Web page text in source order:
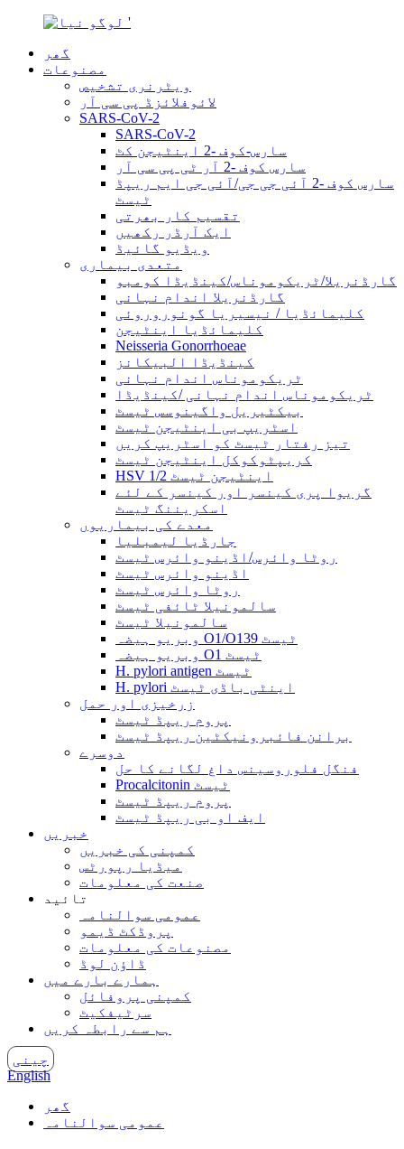
گھر
مصنوعات
ویٹرنری تشخیص
لائوفلائزڈ پی سی آر
SARS-CoV-2
SARS-CoV-2
سارس-کوف -2 اینٹیجن کٹ
سارس کوف -2 آر ٹی پی سی آر
سارس کوف -2 آئی جی جی/آئی جی ایم ریپڈ
ٹیسٹ
تقسیم کار بھرتی
ایک آرڈر رکھیں
ویڈیو گائیڈ
متعدی بیماری
گارڈنریلا/ٹریکوموناس/کینڈیڈا کومبو
گارڈنریلا اندام نہانی
کلیمائڈیا / نیسیریا گونوروروئی
کلیمائڈیا اینٹیجن
Neisseria Gonorrhoeae
کینڈیڈا البیکانز
ٹریکوموناس اندام نہانی
ٹریکوموناس اندام نہانی /کینڈیڈا
بیکٹیریل واگینوسس ٹیسٹ
اسٹریپ بی اینٹیجن ٹیسٹ
تیز رفتار ٹیسٹ کو اسٹریپ کریں
کریپٹوکوکل اینٹیجن ٹیسٹ
HSV 1/2 اینٹیجن ٹیسٹ
گریوا پری کینسر اور کینسر کے لئے
اسکریننگ ٹیسٹ
معدے کی بیماریوں
جارڈیا لیمبلیا
روٹا وائرس/اڈینو وائرس ٹیسٹ
اڈینو وائرس ٹیسٹ
روٹا وائرس ٹیسٹ
سالمونیلا ٹائفی ٹیسٹ
سالمونیلا ٹیسٹ
وبریو ہیضہ O1/O139 ٹیسٹ
وبریو ہیضہ O1 ٹیسٹ
H. pylori antigen ٹیسٹ
H. pylori اینٹی باڈی ٹیسٹ
زرخیزی اور حمل
پروم ریپڈ ٹیسٹ
برانن فائبرونیکٹین ریپڈ ٹیسٹ
دوسرے
فنگل فلوروسینس داغ لگانے کا حل
Procalcitonin ٹیسٹ
پروم ریپڈ ٹیسٹ
ایف او بی ریپڈ ٹیسٹ
خبریں
کمپنی کی خبریں
میڈیا رپورٹس
صنعت کی معلومات
تائید
عمومی سوالنامہ
پروڈکٹ ڈیمو
مصنوعات کی معلومات
ڈاؤن لوڈ
ہمارے بارے میں
کمپنی پروفائل
سرٹیفکیٹ
ہم سے رابطہ کریں
چینی
English
گھر
عمومی سوالنامہ